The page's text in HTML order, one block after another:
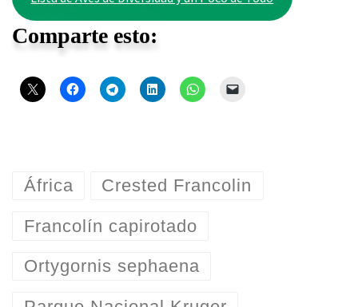
Comparte esto:
África Crested Francolin
Francolín capirotado
Ortygornis sephaena